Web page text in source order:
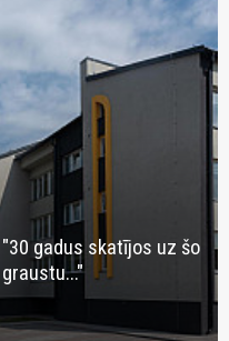
"30 gadus skatījos uz šo
graustu..."